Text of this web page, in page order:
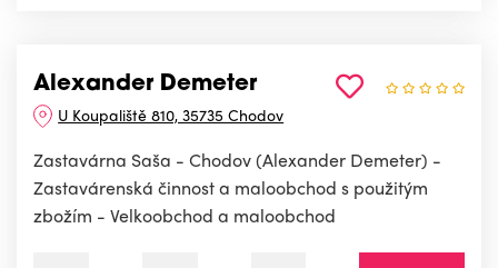
Alexander Demeter
U Koupaliště 810, 35735 Chodov
Zastavárna Saša - Chodov (Alexander Demeter) -
Zastavárenská činnost a maloobchod s použitým
zbožím - Velkoobchod a maloobchod